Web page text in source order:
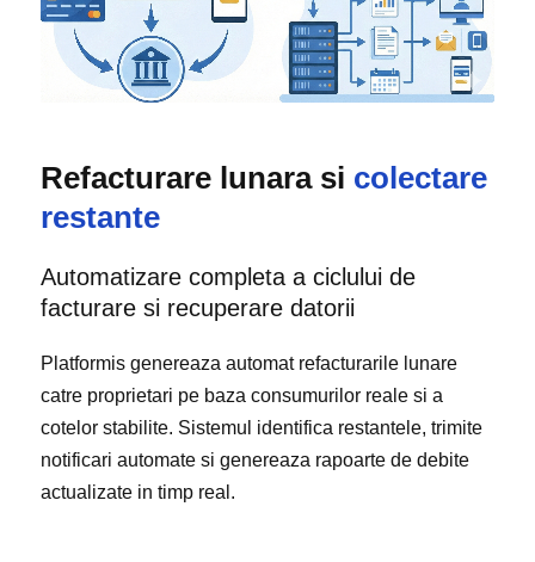
Refacturare lunara si colectare
restante
Automatizare completa a ciclului de
facturare si recuperare datorii
Platformis genereaza automat refacturarile lunare
catre proprietari pe baza consumurilor reale si a
cotelor stabilite. Sistemul identifica restantele, trimite
notificari automate si genereaza rapoarte de debite
actualizate in timp real.